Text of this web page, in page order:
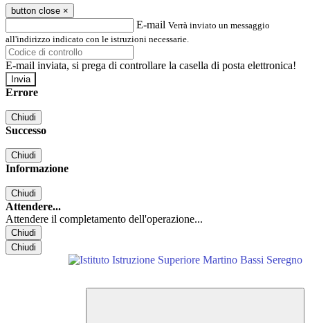
button close ×
E-mail Verrà inviato un messaggio
all'indirizzo indicato con le istruzioni necessarie.
E-mail inviata, si prega di controllare la casella di posta elettronica!
Errore
Chiudi
Successo
Chiudi
Informazione
Chiudi
Attendere...
Attendere il completamento dell'operazione...
Chiudi
Chiudi